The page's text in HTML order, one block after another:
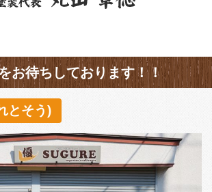
お待ちしております！！
とそう)